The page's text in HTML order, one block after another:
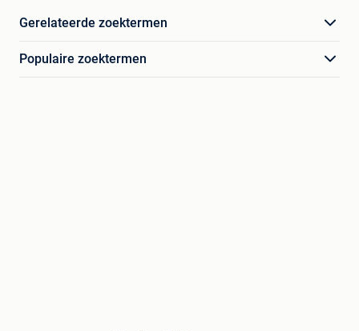
Gerelateerde zoektermen
Populaire zoektermen